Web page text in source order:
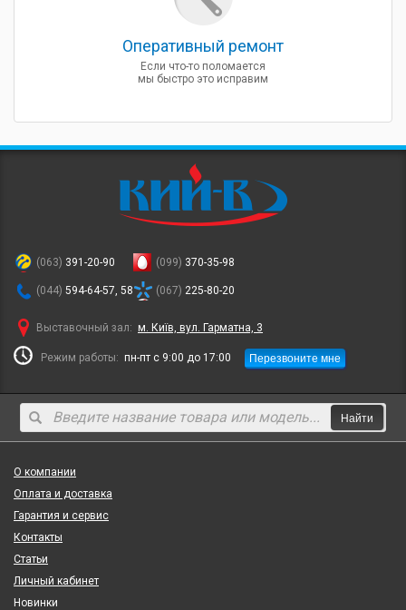
Оперативный ремонт
Если что-то поломается
мы быстро это исправим
(063) 391-20-90
(044) 594-64-57, 58
(099) 370-35-98
(067) 225-80-20
Выставочный зал: м. Київ, вул. Гарматна, 3
Режим работы: пн-пт с 9:00 до 17:00 Перезвоните мне
Найти
О компании
Оплата и доставка
Гарантия и сервис
Контакты
Статьи
Личный кабинет
Новинки